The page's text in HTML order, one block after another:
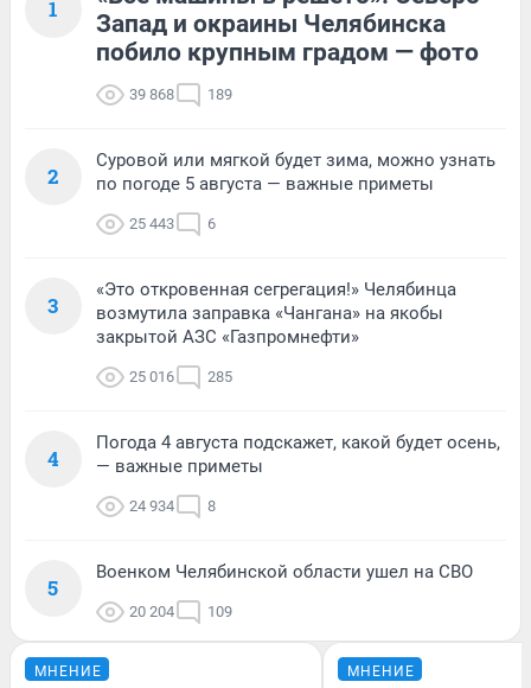
1
Запад и окраины Челябинска
побило крупным градом — фото
39 868 189
2
Суровой или мягкой будет зима, можно узнать
по погоде 5 августа — важные приметы
25 443 6
3
«Это откровенная сегрегация!» Челябинца
возмутила заправка «Чангана» на якобы
закрытой АЗС «Газпромнефти»
25 016 285
4
Погода 4 августа подскажет, какой будет осень,
— важные приметы
24 934 8
5
Военком Челябинской области ушел на СВО
20 204 109
МНЕНИЕ МНЕНИЕ